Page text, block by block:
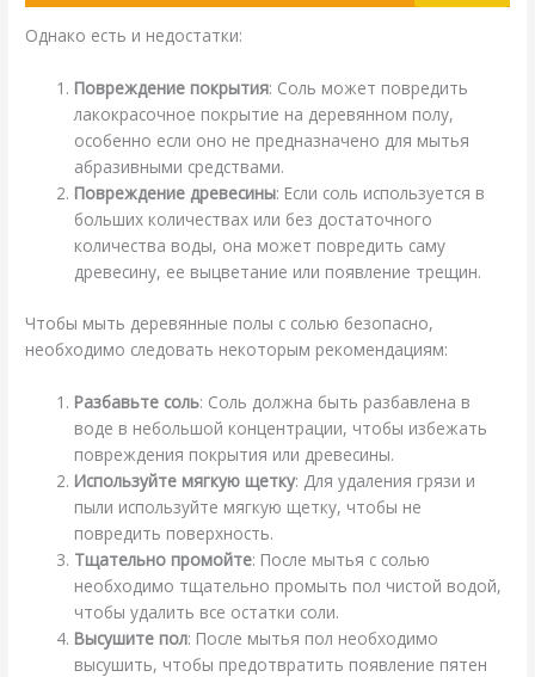
Однако есть и недостатки:
Повреждение покрытия: Соль может повредить
лакокрасочное покрытие на деревянном полу,
особенно если оно не предназначено для мытья
абразивными средствами.
Повреждение древесины: Если соль используется в
больших количествах или без достаточного
количества воды, она может повредить саму
древесину, ее выцветание или появление трещин.
Чтобы мыть деревянные полы с солью безопасно,
необходимо следовать некоторым рекомендациям:
Разбавьте соль: Соль должна быть разбавлена в
воде в небольшой концентрации, чтобы избежать
повреждения покрытия или древесины.
Используйте мягкую щетку: Для удаления грязи и
пыли используйте мягкую щетку, чтобы не
повредить поверхность.
Тщательно промойте: После мытья с солью
необходимо тщательно промыть пол чистой водой,
чтобы удалить все остатки соли.
Высушите пол: После мытья пол необходимо
высушить, чтобы предотвратить появление пятен